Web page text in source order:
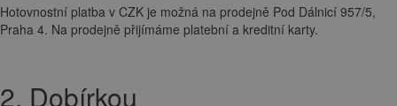
Hotovnostní platba v CZK je možná na prodejně Pod Dálnicí 957/5,
Praha 4. Na prodejně přijímáme platební a kreditní karty.
2. Dobírkou